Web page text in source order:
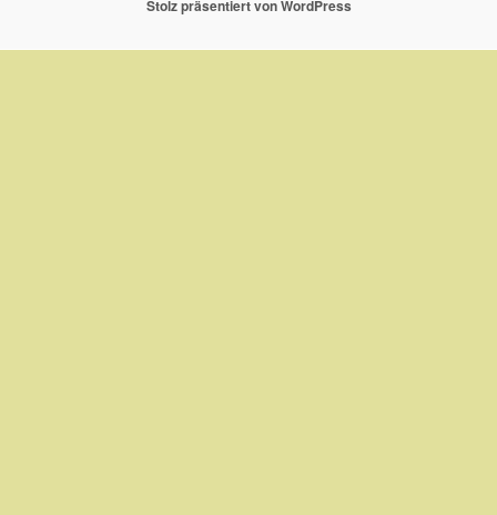
Stolz präsentiert von WordPress